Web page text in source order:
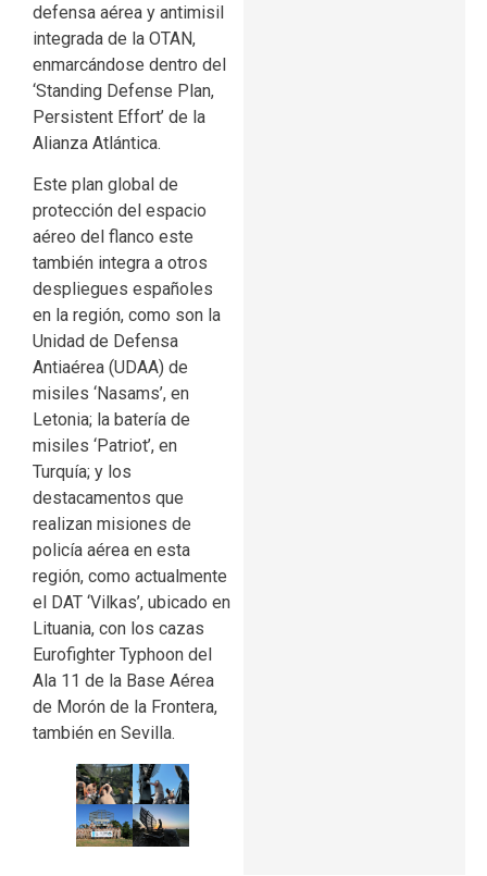
defensa aérea y antimisil
integrada de la OTAN,
enmarcándose dentro del
‘Standing Defense Plan,
Persistent Effort’ de la
Alianza Atlántica.
Este plan global de
protección del espacio
aéreo del flanco este
también integra a otros
despliegues españoles
en la región, como son la
Unidad de Defensa
Antiaérea (UDAA) de
misiles ‘Nasams’, en
Letonia; la batería de
misiles ‘Patriot’, en
Turquía; y los
destacamentos que
realizan misiones de
policía aérea en esta
región, como actualmente
el DAT ‘Vilkas’, ubicado en
Lituania, con los cazas
Eurofighter Typhoon del
Ala 11 de la Base Aérea
de Morón de la Frontera,
también en Sevilla.